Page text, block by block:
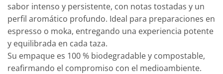
sabor intenso y persistente, con notas tostadas y un
perfil aromático profundo. Ideal para preparaciones en
espresso o moka, entregando una experiencia potente
y equilibrada en cada taza.
Su empaque es 100 % biodegradable y compostable,
reafirmando el compromiso con el medioambiente.